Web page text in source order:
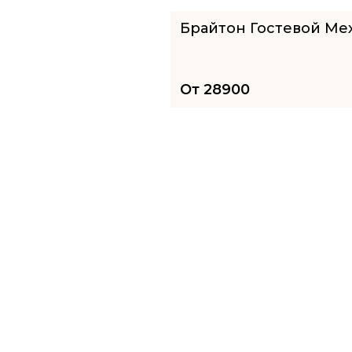
Брайтон Гостевой
От 28900